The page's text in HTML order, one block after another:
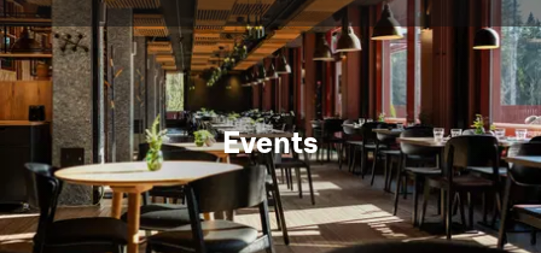
Events